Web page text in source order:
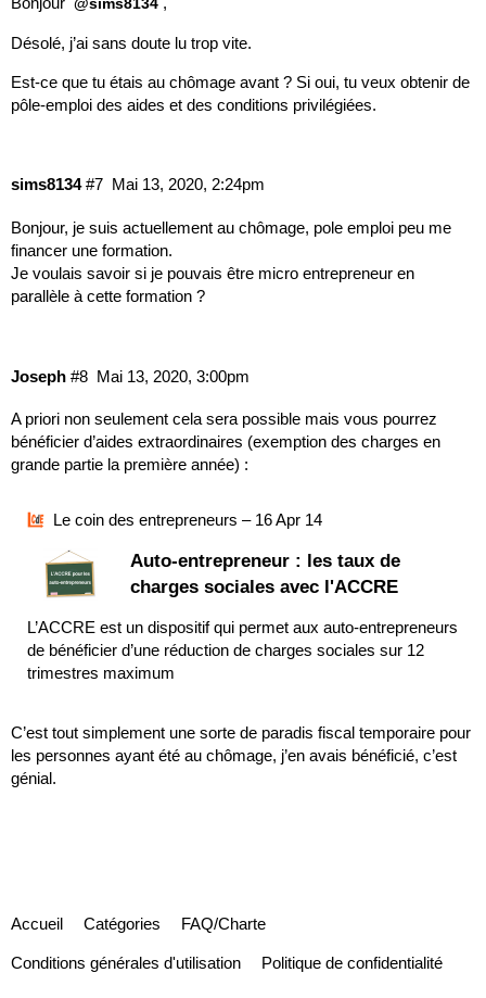
Désolé, j’ai sans doute lu trop vite.
Est-ce que tu étais au chômage avant ? Si oui, tu veux obtenir de
pôle-emploi des aides et des conditions privilégiées.
sims8134 Mai 13, 2020, 2:24pm
#7
Bonjour, je suis actuellement au chômage, pole emploi peu me
financer une formation.
Je voulais savoir si je pouvais être micro entrepreneur en
parallèle à cette formation ?
Joseph Mai 13, 2020, 3:00pm
#8
A priori non seulement cela sera possible mais vous pourrez
bénéficier d’aides extraordinaires (exemption des charges en
grande partie la première année) :
Le coin des entrepreneurs – 16 Apr 14
Auto-entrepreneur : les taux de
charges sociales avec l'ACCRE
L’ACCRE est un dispositif qui permet aux auto-entrepreneurs
de bénéficier d’une réduction de charges sociales sur 12
trimestres maximum
C’est tout simplement une sorte de paradis fiscal temporaire pour
les personnes ayant été au chômage, j’en avais bénéficié, c’est
génial.
Accueil Catégories FAQ/Charte
Conditions générales d'utilisation Politique de confidentialité